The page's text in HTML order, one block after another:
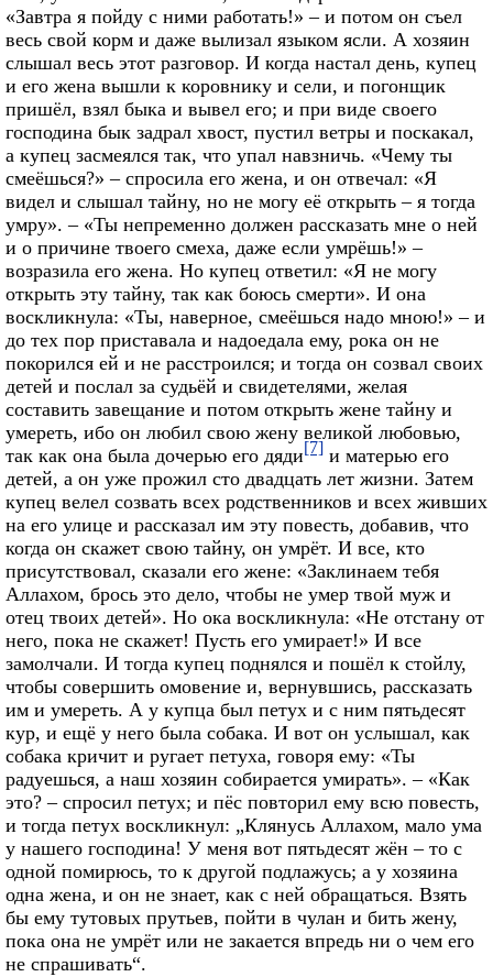
«Завтра я пойду с ними работать!» – и потом он съел
весь свой корм и даже вылизал языком ясли. А хозяин
слышал весь этот разговор. И когда настал день, купец
и его жена вышли к коровнику и сели, и погонщик
пришёл, взял быка и вывел его; и при виде своего
господина бык задрал хвост, пустил ветры и поскакал,
а купец засмеялся так, что упал навзничь. «Чему ты
смеёшься?» – спросила его жена, и он отвечал: «Я
видел и слышал тайну, но не могу её открыть – я тогда
умру». – «Ты непременно должен рассказать мне о ней
и о причине твоего смеха, даже если умрёшь!» –
возразила его жена. Но купец ответил: «Я не могу
открыть эту тайну, так как боюсь смерти». И она
воскликнула: «Ты, наверное, смеёшься надо мною!» – и
до тех пор приставала и надоедала ему, рока он не
покорился ей и не расстроился; и тогда он созвал своих
детей и послал за судьёй и свидетелями, желая
составить завещание и потом открыть жене тайну и
умереть, ибо он любил свою жену великой любовью,
так как она была дочерью его дяди[7] и матерью его
детей, а он уже прожил сто двадцать лет жизни. Затем
купец велел созвать всех родственников и всех живших
на его улице и рассказал им эту повесть, добавив, что
когда он скажет свою тайну, он умрёт. И все, кто
присутствовал, сказали его жене: «Заклинаем тебя
Аллахом, брось это дело, чтобы не умер твой муж и
отец твоих детей». Но ока воскликнула: «Не отстану от
него, пока не скажет! Пусть его умирает!» И все
замолчали. И тогда купец поднялся и пошёл к стойлу,
чтобы совершить омовение и, вернувшись, рассказать
им и умереть. А у купца был петух и с ним пятьдесят
кур, и ещё у него была собака. И вот он услышал, как
собака кричит и ругает петуха, говоря ему: «Ты
радуешься, а наш хозяин собирается умирать». – «Как
это? – спросил петух; и пёс повторил ему всю повесть,
и тогда петух воскликнул: „Клянусь Аллахом, мало ума
у нашего господина! У меня вот пятьдесят жён – то с
одной помирюсь, то к другой подлажусь; а у хозяина
одна жена, и он не знает, как с ней обращаться. Взять
бы ему тутовых прутьев, пойти в чулан и бить жену,
пока она не умрёт или не закается впредь ни о чем его
не спрашивать“.